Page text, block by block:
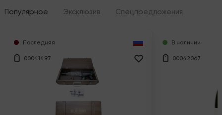
Популярное Эксклюзив Спецпредложения
Последняя
00041497
В наличии
00042067